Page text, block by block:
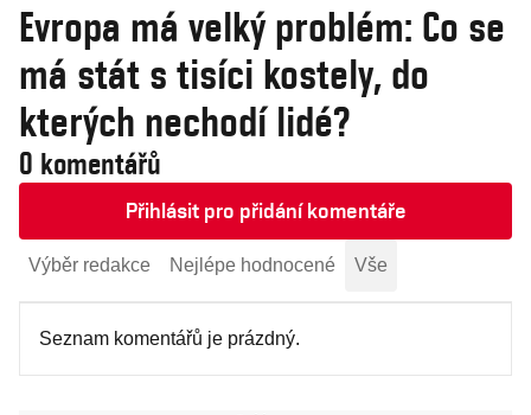
Evropa má velký problém: Co se
má stát s tisíci kostely, do
kterých nechodí lidé?
0 komentářů
Přihlásit pro přidání komentáře
Výběr redakce Nejlépe hodnocené Vše
Seznam komentářů je prázdný.